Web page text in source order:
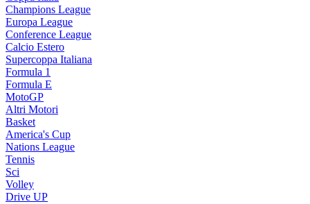
Champions League
Europa League
Conference League
Calcio Estero
Supercoppa Italiana
Formula 1
Formula E
MotoGP
Altri Motori
Basket
America's Cup
Nations League
Tennis
Sci
Volley
Drive UP